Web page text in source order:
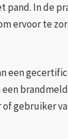
pand. In de
ervoor te
een
een
gebruiker